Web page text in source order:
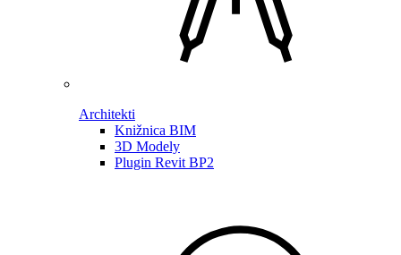
Architekti
Knižnica BIM
3D Modely
Plugin Revit BP2